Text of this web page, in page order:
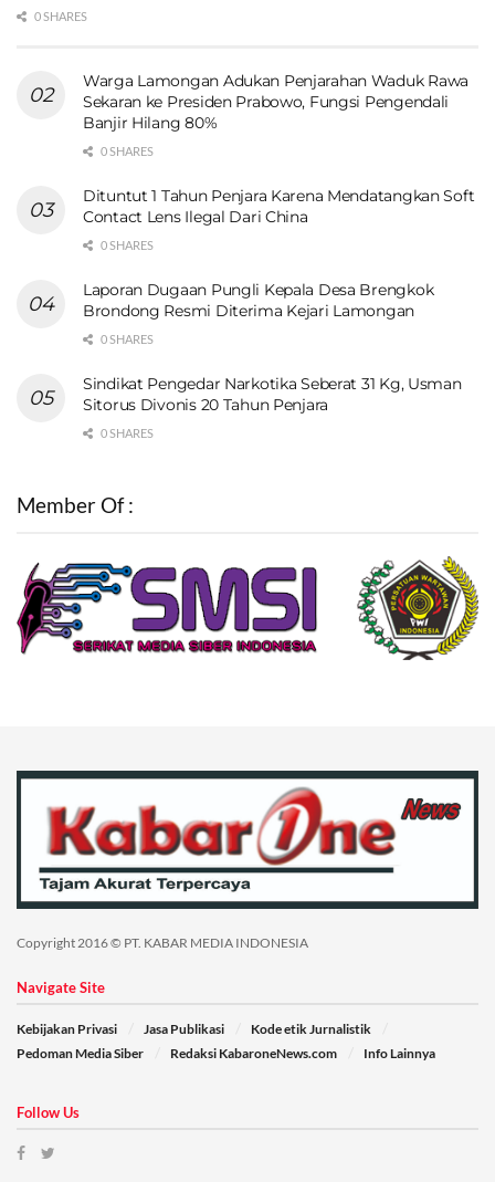
0 SHARES
Warga Lamongan Adukan Penjarahan Waduk Rawa
Sekaran ke Presiden Prabowo, Fungsi Pengendali
Banjir Hilang 80%
0 SHARES
Dituntut 1 Tahun Penjara Karena Mendatangkan Soft
Contact Lens Ilegal Dari China
0 SHARES
Laporan Dugaan Pungli Kepala Desa Brengkok
Brondong Resmi Diterima Kejari Lamongan
0 SHARES
Sindikat Pengedar Narkotika Seberat 31 Kg, Usman
Sitorus Divonis 20 Tahun Penjara
0 SHARES
Member Of :
Copyright 2016 © PT. KABAR MEDIA INDONESIA
Navigate Site
Kebijakan Privasi Jasa Publikasi
Kode etik Jurnalistik
Pedoman Media Siber
Redaksi KabaroneNews.com Info Lainnya
Follow Us